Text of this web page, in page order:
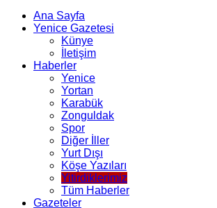
Ana Sayfa
Yenice Gazetesi
Künye
İletişim
Haberler
Yenice
Yortan
Karabük
Zonguldak
Spor
Diğer İller
Yurt Dışı
Köşe Yazıları
Yitirdiklerimiz
Tüm Haberler
Gazeteler